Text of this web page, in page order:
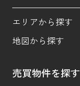
エリアから探す
地図から探す
売買物件を探す